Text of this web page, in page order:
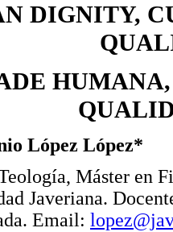
DIGNITY,
López López*
Máster en
Javeriana.
Email: